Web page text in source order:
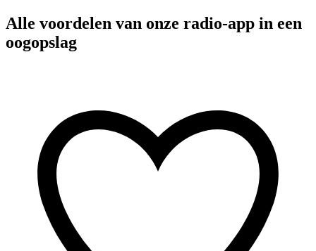
Alle voordelen van onze radio-app in een
oogopslag